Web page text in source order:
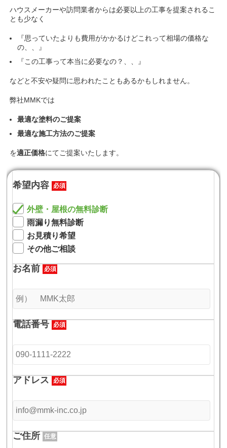
ハウスメーカーや訪問業者からは必要以上の工事を提案されるこ
とも少なく
『思っていたよりも費用がかかるけどこれって相場の価格な
の、、』
『この工事って本当に必要なの？、、』
などと不安や疑問に思われたこともあるかもしれません。
弊社MMKでは
最適な塗料のご提案
最適な施工方法のご提案
を適正価格にてご提案いたします。
希望内容 必須
外壁・屋根の無料診断
雨漏り無料診断
お見積り希望
その他ご相談
お名前 必須
電話番号 必須
アドレス 必須
ご住所 任意